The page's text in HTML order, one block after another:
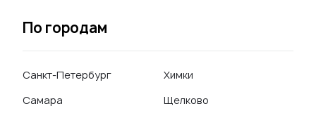
По городам
Санкт-Петербург
Самара
Химки
Щелково